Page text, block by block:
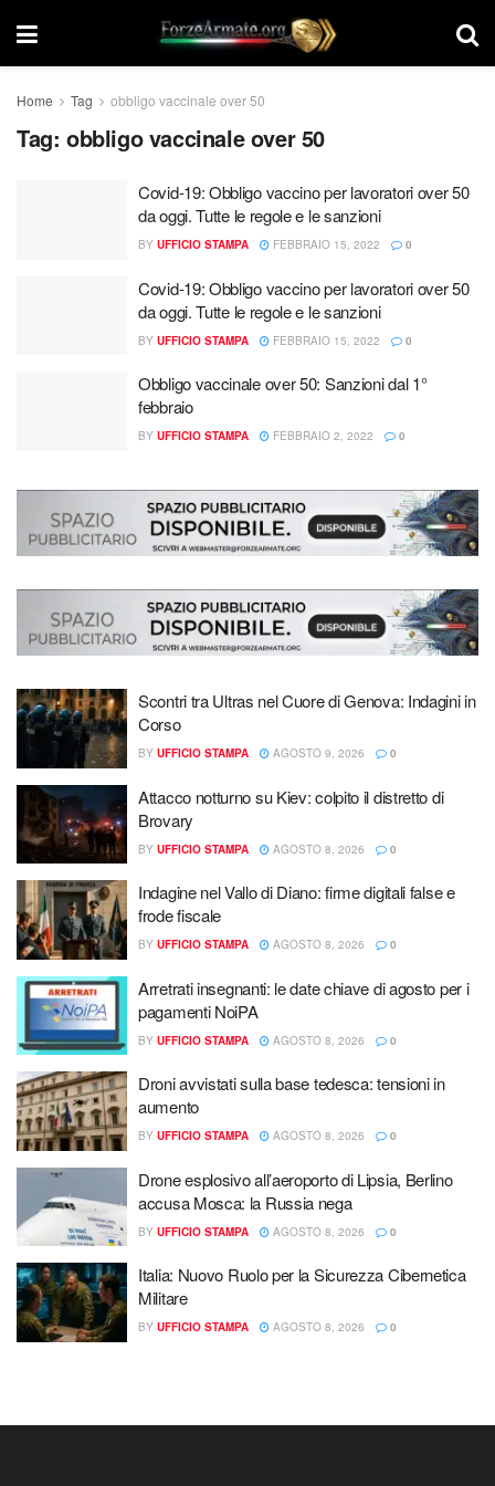
Home Tag obbligo vaccinale over 50
Tag: obbligo vaccinale over 50
Covid-19: Obbligo vaccino per lavoratori over 50
da oggi. Tutte le regole e le sanzioni
BY UFFICIO STAMPA FEBBRAIO 15, 2022 0
Covid-19: Obbligo vaccino per lavoratori over 50
da oggi. Tutte le regole e le sanzioni
BY UFFICIO STAMPA FEBBRAIO 15, 2022 0
Obbligo vaccinale over 50: Sanzioni dal 1°
febbraio
BY UFFICIO STAMPA FEBBRAIO 2, 2022 0
Scontri tra Ultras nel Cuore di Genova: Indagini in
Corso
BY UFFICIO STAMPA AGOSTO 9, 2026 0
Attacco notturno su Kiev: colpito il distretto di
Brovary
BY UFFICIO STAMPA AGOSTO 8, 2026 0
Indagine nel Vallo di Diano: firme digitali false e
frode fiscale
BY UFFICIO STAMPA AGOSTO 8, 2026 0
Arretrati insegnanti: le date chiave di agosto per i
pagamenti NoiPA
BY UFFICIO STAMPA AGOSTO 8, 2026 0
Droni avvistati sulla base tedesca: tensioni in
aumento
BY UFFICIO STAMPA AGOSTO 8, 2026 0
Drone esplosivo all’aeroporto di Lipsia, Berlino
accusa Mosca: la Russia nega
BY UFFICIO STAMPA AGOSTO 8, 2026 0
Italia: Nuovo Ruolo per la Sicurezza Cibernetica
Militare
BY UFFICIO STAMPA AGOSTO 8, 2026 0